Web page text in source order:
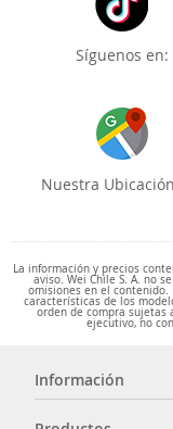
Síguenos en:
Nuestra
La información y precios
aviso. Wei Chile S. A. no
omisiones en el
características de los
orden de compra sujetas
ejecutivo, no
Información